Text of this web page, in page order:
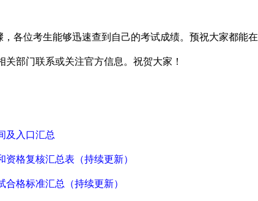
各位考生能够迅速查到自己的考试成绩。预祝大家都能
关部门联系或关注官方信息。祝贺大家！
及入口汇总
格复核汇总表（持续更新）
格标准汇总（持续更新）